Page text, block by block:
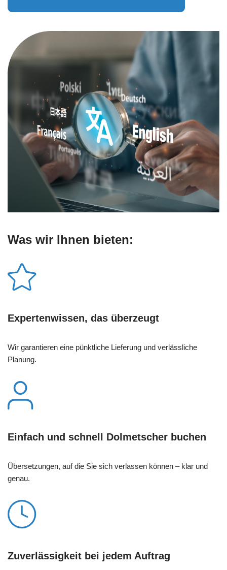
Was wir Ihnen bieten:
Expertenwissen, das überzeugt
Wir garantieren eine pünktliche Lieferung und verlässliche
Planung.
Einfach und schnell Dolmetscher buchen
Übersetzungen, auf die Sie sich verlassen können – klar und
genau.
Zuverlässigkeit bei jedem Auftrag